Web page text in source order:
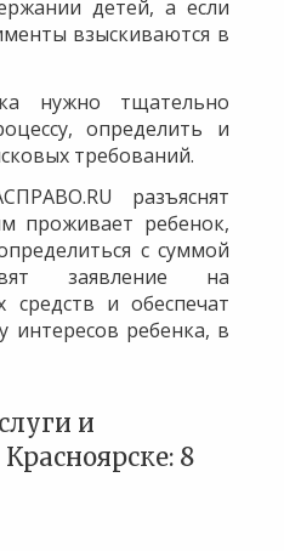
детей, а если
взыскиваются в
нужно тщательно
определить и
требований.
разъяснят
проживает ребенок,
с суммой
заявление на
средств и обеспечат
ребенка, в
и
8